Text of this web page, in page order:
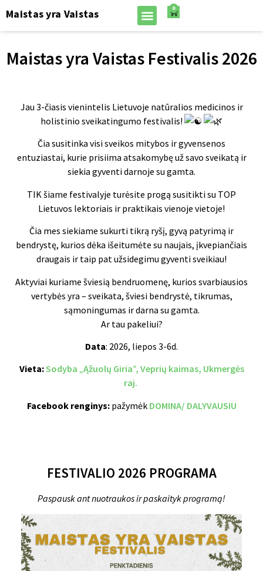
Maistas yra Vaistas 0
Maistas yra Vaistas Festivalis 2026
Jau 3-čiasis vienintelis Lietuvoje natūralios medicinos ir
holistinio sveikatingumo festivalis!
Čia susitinka visi sveikos mitybos ir gyvensenos
entuziastai, kurie prisiima atsakomybę už savo sveikatą ir
siekia gyventi darnoje su gamta.
TIK šiame festivalyje turėsite progą susitikti su TOP
Lietuvos lektoriais ir praktikais vienoje vietoje!
Čia mes siekiame sukurti tikrą ryšį, gyvą patyrimą ir
bendrystę, kurios dėka išeitumėte su naujais, įkvepiančiais
draugais ir taip pat užsidegimu gyventi sveikiau!
Aktyviai kuriame šviesią bendruomenę, kurios svarbiausios
vertybės yra – sveikata, šviesi bendrystė, tikrumas,
sąmoningumas ir darna su gamta.
Ar tau pakeliui?
Data: 2026, liepos 3-6d.
Vieta:Sodyba „Ąžuolų Giria”, Veprių kaimas, Ukmergės
raj.
Facebook renginys:pažymėk DOMINA/ DALYVAUSIU
FESTIVALIO 2026 PROGRAMA
Paspausk ant nuotraukos ir paskaityk programą!